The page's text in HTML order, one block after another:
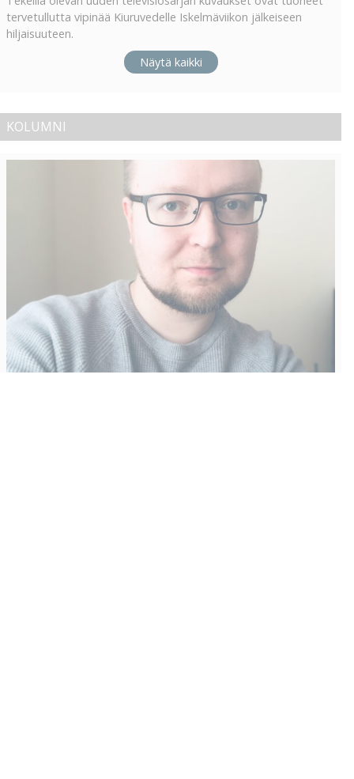
tervetullutta vipinää Kiuruvedelle Iskelmäviikon jälkeiseen
hiljaisuuteen.
Näytä kaikki
KOLUMNI